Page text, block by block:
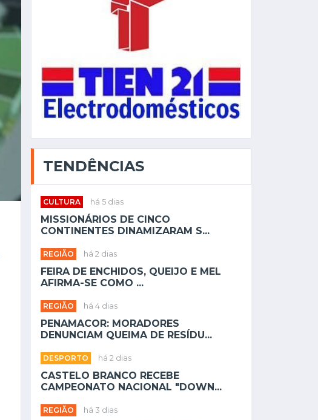
TENDÊNCIAS
CULTURA há 5 dias
MISSIONÁRIOS DE CINCO
CONTINENTES DINAMIZARAM S...
REGIÃO há 2 dias
FEIRA DE ENCHIDOS, QUEIJO E MEL
AFIRMA-SE COMO ...
REGIÃO há 4 dias
PENAMACOR: MORADORES
DENUNCIAM QUEIMA DE RESÍDU...
DESPORTO há 2 dias
CASTELO BRANCO RECEBE
CAMPEONATO NACIONAL "DOWN...
REGIÃO há 3 dias